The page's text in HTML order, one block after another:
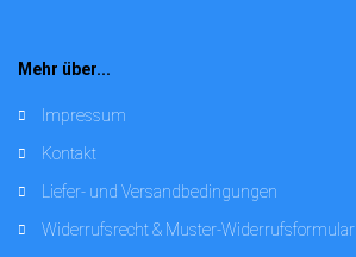
Mehr über...
Impressum
Kontakt
Liefer- und Versandbedingungen
Widerrufsrecht & Muster-Widerrufsformular